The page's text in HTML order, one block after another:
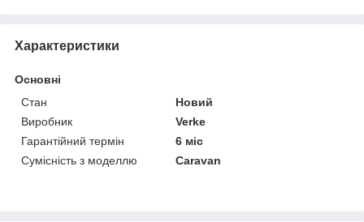
Характеристики
Основні
Стан
Новий
Виробник
Verke
Гарантійний термін
6 міс
Сумісність з моделлю
Caravan